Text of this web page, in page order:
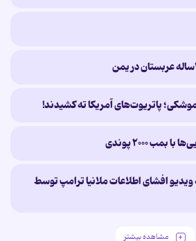
موشکی؛ پاتریوت‌های آمریکا ته کشیدند!
۲۰۰۰ پوندی
ویدیو افشای اطلاعات ملانیا ترامپ توسط
مشاهده بیشتر